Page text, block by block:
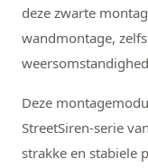
deze zwarte
wandmontage,
Deze
StreetSiren-serie
strakke en stabiele